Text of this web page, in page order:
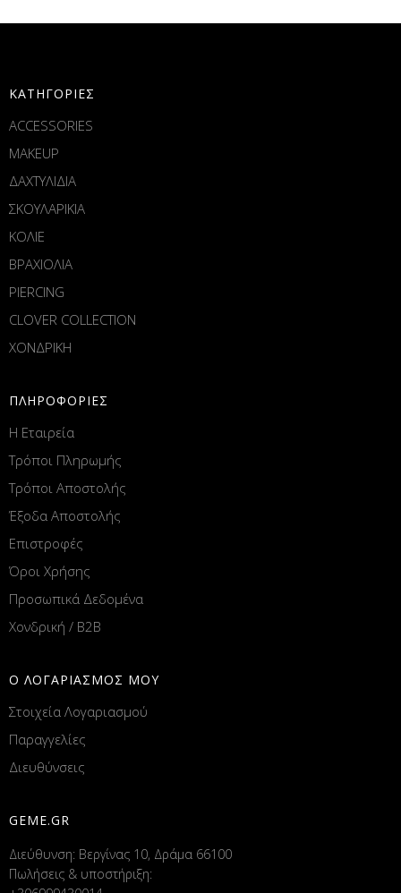
ΚΑΤΗΓΟΡΙΕΣ
ACCESSORIES
MAKEUP
ΔΑΧΤΥΛΙΔΙΑ
ΣΚΟΥΛΑΡΙΚΙΑ
ΚΟΛΙΕ
ΒΡΑΧΙΟΛΙΑ
PIERCING
CLOVER COLLECTION
ΧΟΝΔΡΙΚΗ
ΠΛΗΡΟΦΟΡΙΕΣ
Η Εταιρεία
Τρόποι Πληρωμής
Τρόποι Αποστολής
Έξοδα Αποστολής
Επιστροφές
Όροι Χρήσης
Προσωπικά Δεδομένα
Χονδρική / B2B
Ο ΛΟΓΑΡΙΑΣΜΟΣ ΜΟΥ
Στοιχεία Λογαριασμού
Παραγγελίες
Διευθύνσεις
GEME.GR
Διεύθυνση: Βεργίνας 10, Δράμα 66100
Πωλήσεις & υποστήριξη: